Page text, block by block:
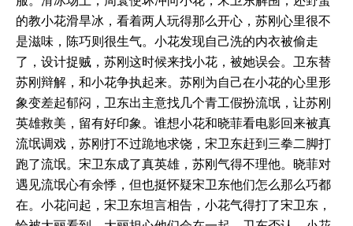
的教小花滑旱冰，看着两人玩得那么开心，苏刚心里很不
是滋味，陈巧则很生气。小花发现自己洗的内衣被偷走
了，设计捉贼，苏刚这时候来找小花，被她误会。卫东替
苏刚辩解，和小花争执起来。苏刚为自己在小花的心里形
象变差起郁闷，卫东出主意找几个青工假扮流氓，让苏刚
英雄救美，留有好印象。谁想小花和晓菲看电影回来被真
流氓调戏，苏刚打不过跪地求饶，宋卫东赶到三拳二脚打
跑了流氓。宋卫东成了真英雄，苏刚气得不理他。晓菲对
遇见流氓心有余悸，但也挺怀疑宋卫东他们怎么那么巧都
在。小花问起，宋卫东坦言相告，小花气得打了宋卫东，